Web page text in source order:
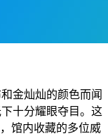
金灿灿的颜色而闻
十分耀眼夺目。这
馆内收藏的多位威